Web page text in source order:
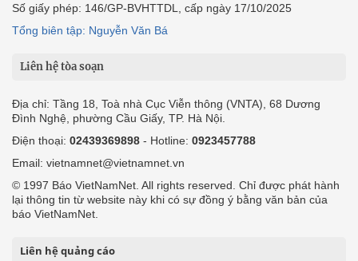
Số giấy phép: 146/GP-BVHTTDL, cấp ngày 17/10/2025
Tổng biên tập: Nguyễn Văn Bá
Liên hệ tòa soạn
Địa chỉ: Tầng 18, Toà nhà Cục Viễn thông (VNTA), 68 Dương
Đình Nghệ, phường Cầu Giấy, TP. Hà Nội.
Điện thoại: 02439369898 - Hotline: 0923457788
Email: vietnamnet@vietnamnet.vn
© 1997 Báo VietNamNet. All rights reserved. Chỉ được phát hành
lại thông tin từ website này khi có sự đồng ý bằng văn bản của
báo VietNamNet.
Liên hệ quảng cáo